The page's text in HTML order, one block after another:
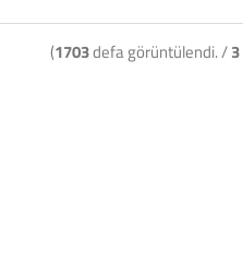
(1703defa görüntülendi. /3